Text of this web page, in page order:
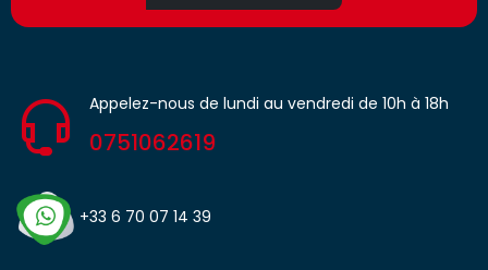
Appelez-nous de lundi au vendredi de 10h à 18h
0751062619
+33 6 70 07 14 39